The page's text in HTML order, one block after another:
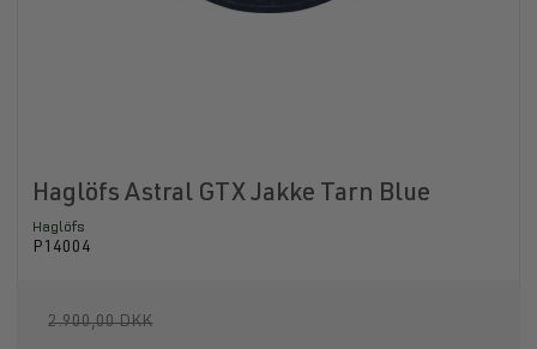
Haglöfs Astral GTX Jakke Tarn Blue
Haglöfs
P14004
2.900,00 DKK